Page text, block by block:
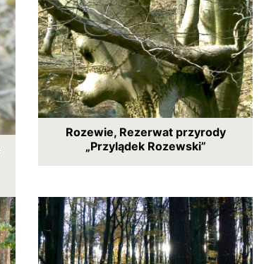
Rozewie, Rezerwat przyrody
„Przylądek Rozewski”